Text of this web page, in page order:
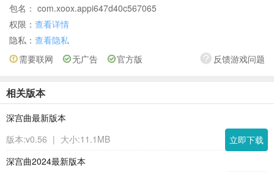
包名： com.xoox.appi647d40c567065
权限： 查看详情
隐私： 查看隐私
反馈游戏问题
需要联网 无广告 官方版
相关版本
深宫曲最新版本
版本:v0.56 | 大小:11.1MB
立即下载
深宫曲2024最新版本